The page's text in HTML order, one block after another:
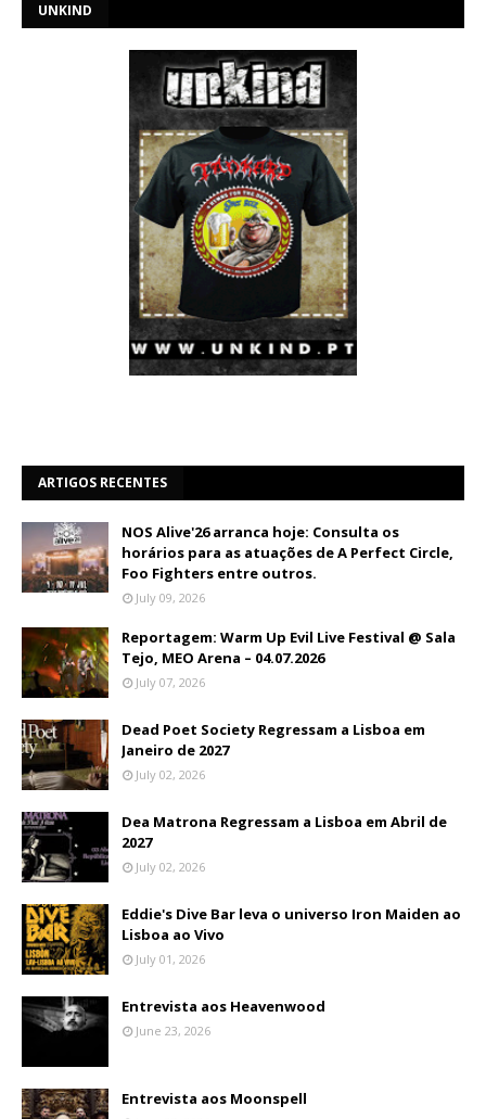
UNKIND
ARTIGOS RECENTES
NOS Alive'26 arranca hoje: Consulta os
horários para as atuações de A Perfect Circle,
Foo Fighters entre outros.
July 09, 2026
Reportagem: Warm Up Evil Live Festival @ Sala
Tejo, MEO Arena – 04.07.2026
July 07, 2026
Dead Poet Society Regressam a Lisboa em
Janeiro de 2027
July 02, 2026
Dea Matrona Regressam a Lisboa em Abril de
2027
July 02, 2026
Eddie's Dive Bar leva o universo Iron Maiden ao
Lisboa ao Vivo
July 01, 2026
Entrevista aos Heavenwood
June 23, 2026
Entrevista aos Moonspell